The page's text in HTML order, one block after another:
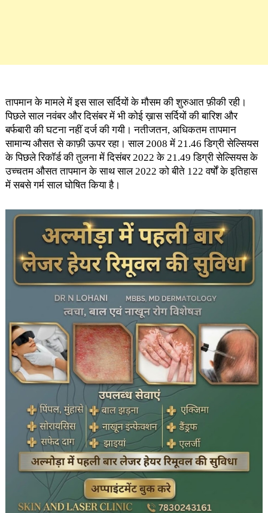
तापमान के मामले में इस साल सर्दियों के मौसम की शुरुआत फ़ीकी रही।
पिछले साल नवंबर और दिसंबर में भी कोई ख़ास सर्दियों की बारिश और
बर्फबारी की घटना नहीं दर्ज की गयी। नतीजतन, अधिकतम तापमान
सामान्य औसत से काफ़ी ऊपर रहा। साल 2008 में 21.46 डिग्री सेल्सियस
के पिछले रिकॉर्ड की तुलना में दिसंबर 2022 के 21.49 डिग्री सेल्सियस के
उच्चतम औसत तापमान के साथ साल 2022 को बीते 122 वर्षों के इतिहास
में सबसे गर्म साल घोषित किया है।